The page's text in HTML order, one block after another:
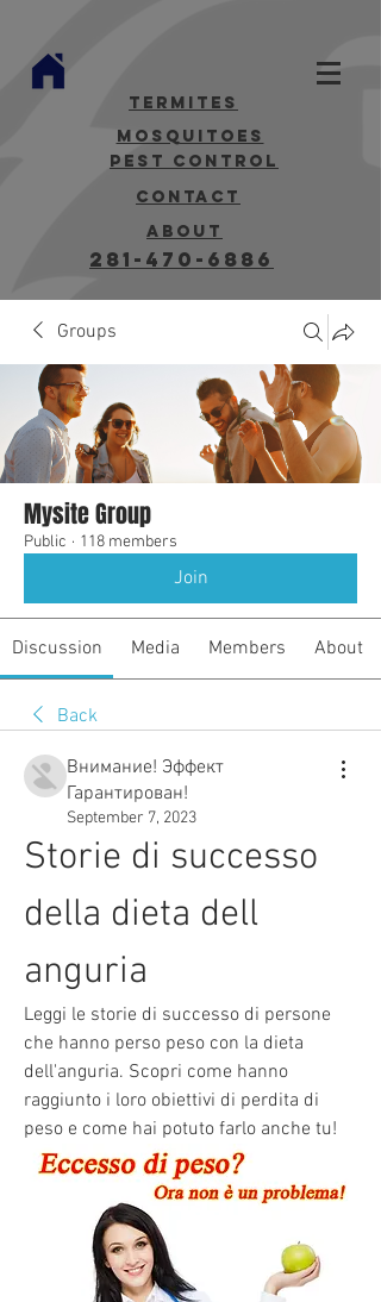
termites
mosquitoes
Pest Control
contact
about
281-470-6886
Groups
Mysite Group
Public · 118 members
Join
Discussion Media Members About
Back
Внимание! Эффект
Гарантирован!
September 7, 2023
Storie di successo
della dieta dell
anguria
Leggi le storie di successo di persone
che hanno perso peso con la dieta
dell'anguria. Scopri come hanno
raggiunto i loro obiettivi di perdita di
peso e come hai potuto farlo anche tu!